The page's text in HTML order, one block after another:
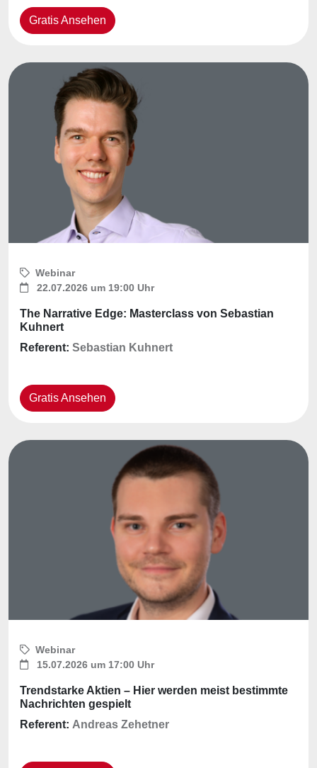
Gratis Ansehen
Webinar
22.07.2026 um 19:00 Uhr
The Narrative Edge: Masterclass von Sebastian
Kuhnert
Referent: Sebastian Kuhnert
Gratis Ansehen
Webinar
15.07.2026 um 17:00 Uhr
Trendstarke Aktien – Hier werden meist bestimmte
Nachrichten gespielt
Referent: Andreas Zehetner